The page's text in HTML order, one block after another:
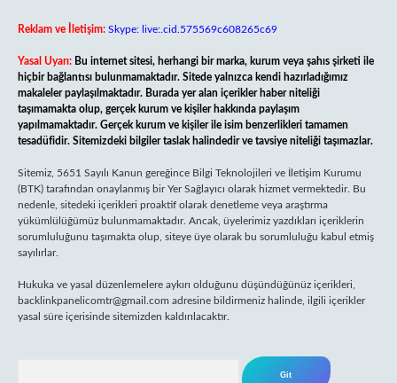
Reklam ve İletişim: Skype: live:.cid.575569c608265c69
Yasal Uyarı: Bu internet sitesi, herhangi bir marka, kurum veya şahıs şirketi ile
hiçbir bağlantısı bulunmamaktadır. Sitede yalnızca kendi hazırladığımız
makaleler paylaşılmaktadır. Burada yer alan içerikler haber niteliği
taşımamakta olup, gerçek kurum ve kişiler hakkında paylaşım
yapılmamaktadır. Gerçek kurum ve kişiler ile isim benzerlikleri tamamen
tesadüfidir. Sitemizdeki bilgiler taslak halindedir ve tavsiye niteliği taşımazlar.
Sitemiz, 5651 Sayılı Kanun gereğince Bilgi Teknolojileri ve İletişim Kurumu
(BTK) tarafından onaylanmış bir Yer Sağlayıcı olarak hizmet vermektedir. Bu
nedenle, sitedeki içerikleri proaktif olarak denetleme veya araştırma
yükümlülüğümüz bulunmamaktadır. Ancak, üyelerimiz yazdıkları içeriklerin
sorumluluğunu taşımakta olup, siteye üye olarak bu sorumluluğu kabul etmiş
sayılırlar.
Hukuka ve yasal düzenlemelere aykırı olduğunu düşündüğünüz içerikleri,
backlinkpanelicomtr@gmail.com adresine bildirmeniz halinde, ilgili içerikler
yasal süre içerisinde sitemizden kaldırılacaktır.